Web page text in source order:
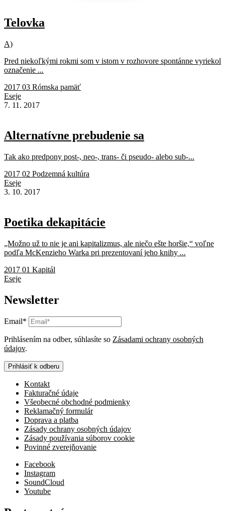
Telovka
A)
Pred niekoľkými rokmi som v istom v rozhovore spontánne vyriekol
označenie ...
2017 03 Rómska pamäť
Eseje
7. 11. 2017
Alternatívne prebudenie sa
Tak ako predpony post-, neo-, trans- či pseudo- alebo sub-...
2017 02 Podzemná kultúra
Eseje
3. 10. 2017
Poetika dekapitácie
„Možno už to nie je ani kapitalizmus, ale niečo ešte horšie,“ voľne
podľa McKenzieho Warka pri prezentovaní jeho knihy ...
2017 01 Kapitál
Eseje
Newsletter
Email*
Prihlásením na odber, súhlasíte so Zásadami ochrany osobných
údajov.
Prihlásiť k odberu
Kontakt
Fakturačné údaje
Všeobecné obchodné podmienky
Reklamačný formulár
Doprava a platba
Zásady ochrany osobných údajov
Zásady používania súborov cookie
Povinné zverejňovanie
Facebook
Instagram
SoundCloud
Youtube